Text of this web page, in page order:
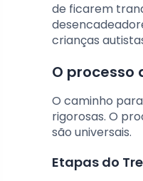
de ficarem
crianças
O
O caminho
rigorosas. O
são universais.
Etapas do